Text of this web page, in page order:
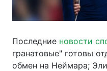
Последние новости
гранатовые" готовы
обмен на Неймара;